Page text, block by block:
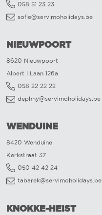
058 51 23 23
sofie@servimoholidays.be
NIEUWPOORT
8620 Nieuwpoort
Albert I Laan 126a
058 22 22 22
dephny@servimoholidays.be
WENDUINE
8420 Wenduine
Kerkstraat 37
050 42 42 24
tabarek@servimoholidays.be
KNOKKE-HEIST